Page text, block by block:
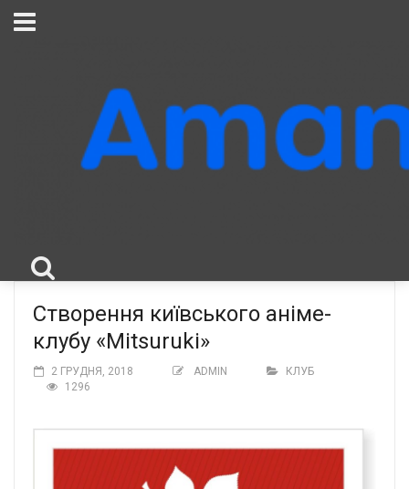
Створення київського аніме-
клубу «Mitsuruki»
2 ГРУДНЯ, 2018 ADMIN
КЛУБ
1296